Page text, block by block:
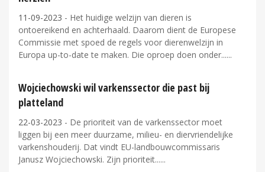
11-09-2023 - Het huidige welzijn van dieren is
ontoereikend en achterhaald. Daarom dient de Europese
Commissie met spoed de regels voor dierenwelzijn in
Europa up-to-date te maken. Die oproep doen onder...
Wojciechowski wil varkenssector die past bij
platteland
22-03-2023 - De prioriteit van de varkenssector moet
liggen bij een meer duurzame, milieu- en diervriendelijke
varkenshouderij. Dat vindt EU-landbouwcommissaris
Janusz Wojciechowski. Zijn prioriteit...